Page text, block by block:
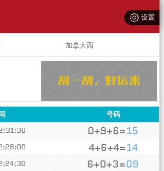
设置
加拿大西
6 + 9 5 20
号码
0+9+6=15
4+6+4=14
6+0+3=09